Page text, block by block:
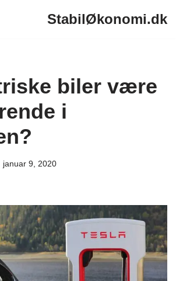
StabilØkonomi.dk
biler være
i
januar 9, 2020